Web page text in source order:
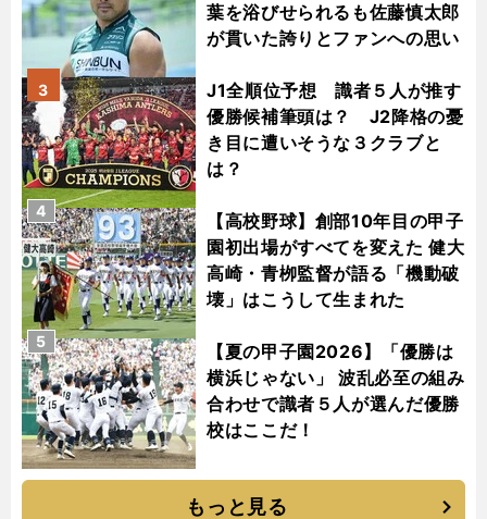
葉を浴びせられるも佐藤慎太郎
が貫いた誇りとファンへの思い
J1全順位予想 識者５人が推す
優勝候補筆頭は？ J2降格の憂
き目に遭いそうな３クラブと
は？
3
【高校野球】創部10年目の甲子
園初出場がすべてを変えた 健大
高崎・青栁監督が語る「機動破
壊」はこうして生まれた
4
【夏の甲子園2026】「優勝は
横浜じゃない」 波乱必至の組み
合わせで識者５人が選んだ優勝
校はここだ！
5
もっと見る